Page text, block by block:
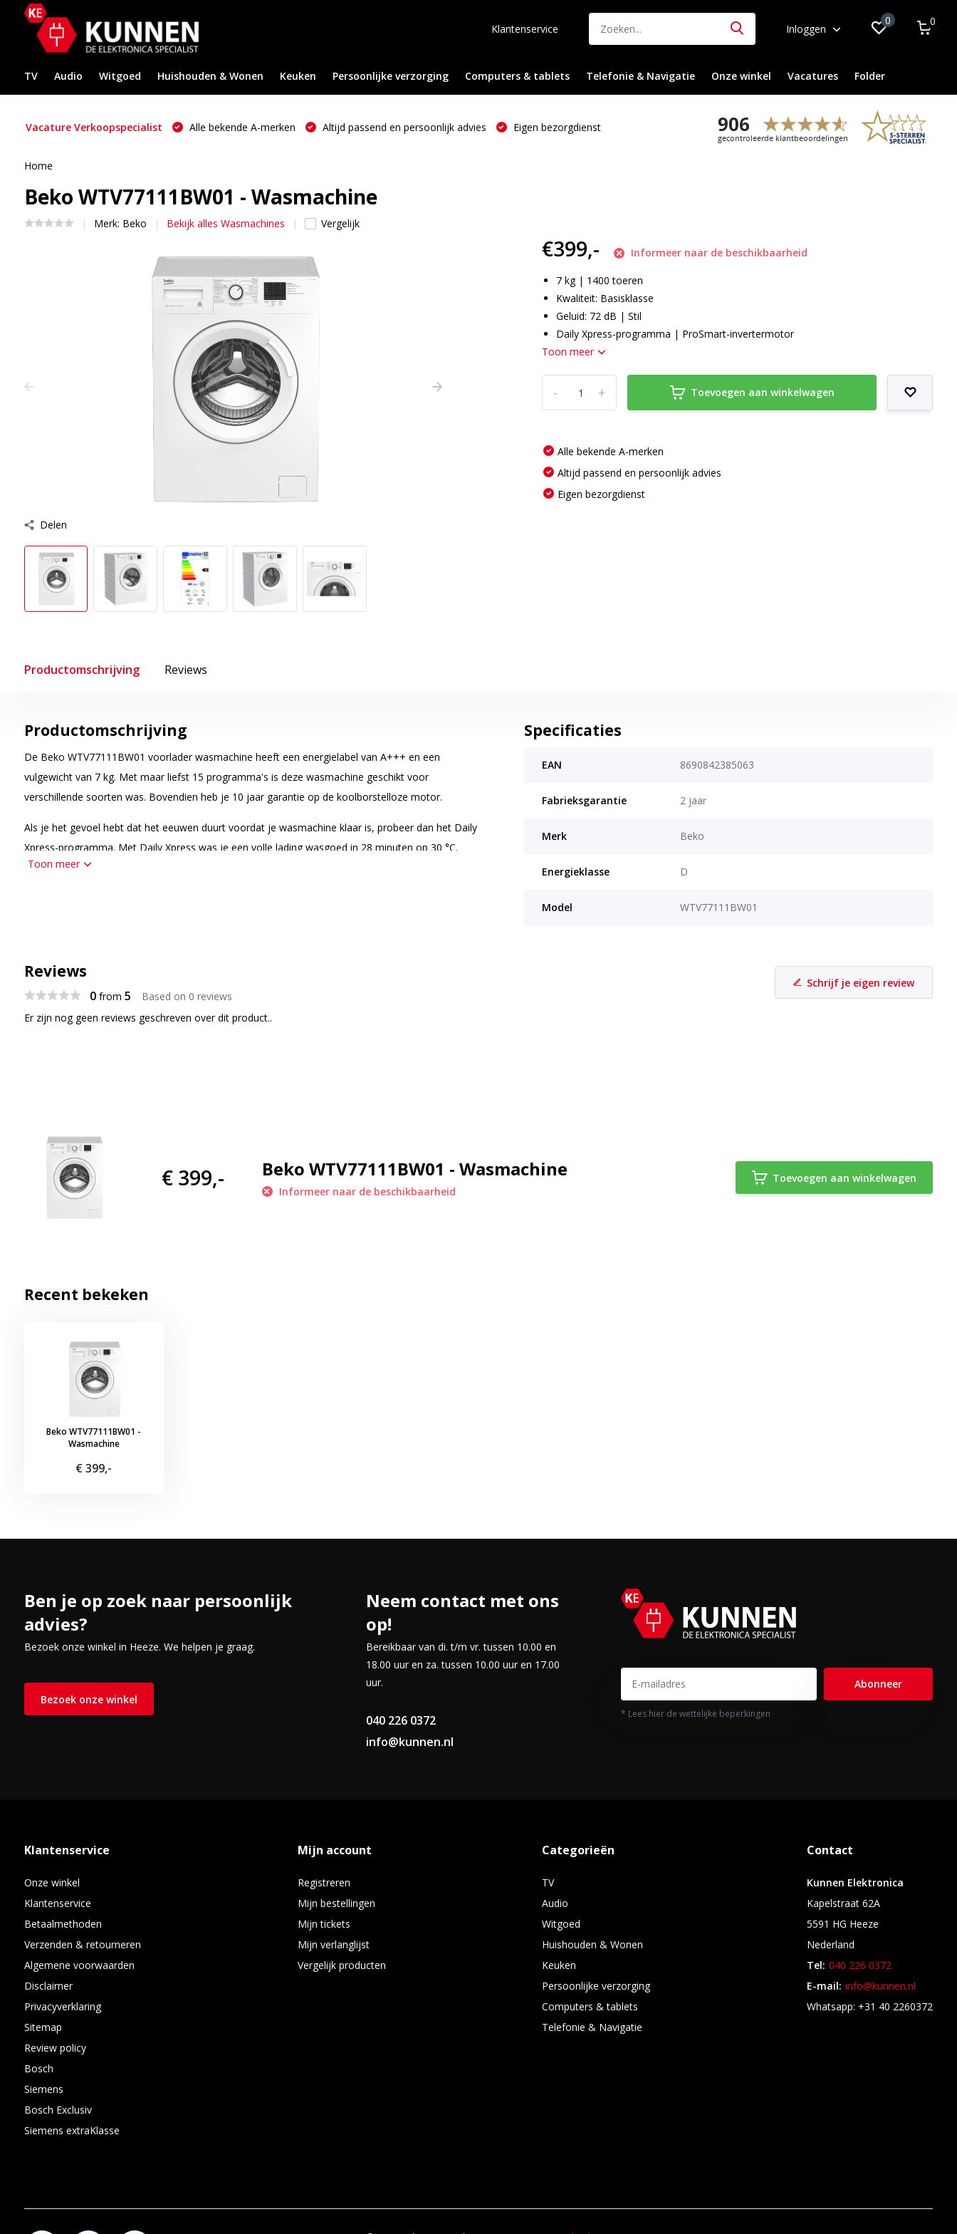
Klantenservice Inloggen
0 0
TV Audio Witgoed Huishouden & Wonen Keuken Persoonlijke verzorging Computers & tablets Telefonie & Navigatie Onze winkel Vacatures Folder
Vacature Verkoopspecialist Alle bekende A-merken Altijd passend en persoonlijk advies Eigen bezorgdienst
Home
Beko WTV77111BW01 - Wasmachine
Merk: Beko Bekijk alles Wasmachines Vergelijk
Delen
€399,- Informeer naar de beschikbaarheid
7 kg | 1400 toeren
Kwaliteit: Basisklasse
Geluid: 72 dB | Stil
Daily Xpress-programma | ProSmart-invertermotor
Toon meer
+
- Toevoegen aan winkelwagen
Alle bekende A-merken
Altijd passend en persoonlijk advies
Eigen bezorgdienst
Productomschrijving Reviews
Productomschrijving
De Beko WTV77111BW01 voorlader wasmachine heeft een energielabel van A+++ en een
vulgewicht van 7 kg. Met maar liefst 15 programma's is deze wasmachine geschikt voor
verschillende soorten was. Bovendien heb je 10 jaar garantie op de koolborstelloze motor.
Als je het gevoel hebt dat het eeuwen duurt voordat je wasmachine klaar is, probeer dan het Daily
Xpress-programma. Met Daily Xpress was je een volle lading wasgoed in 28 minuten op 30 °C.
Toon meer
Specificaties
EAN 8690842385063
Fabrieksgarantie 2 jaar
Merk Beko
Energieklasse D
Model WTV77111BW01
Reviews
0from 5 Based on 0 reviews
Schrijf je eigen review
Er zijn nog geen reviews geschreven over dit product..
€ 399,- Beko WTV77111BW01 - Wasmachine
Informeer naar de beschikbaarheid
Toevoegen aan winkelwagen
Recent bekeken
Beko WTV77111BW01 -
Wasmachine
€ 399,-
Ben je op zoek naar persoonlijk
advies?
Bezoek onze winkel in Heeze. We helpen je graag.
Bezoek onze winkel
Neem contact met ons
op!
Bereikbaar van di. t/m vr. tussen 10.00 en
18.00 uur en za. tussen 10.00 uur en 17.00
uur.
040 226 0372
info@kunnen.nl
Abonneer
* Lees hier de wettelijke beperkingen
Klantenservice
Onze winkel
Klantenservice
Betaalmethoden
Verzenden & retourneren
Algemene voorwaarden
Disclaimer
Privacyverklaring
Sitemap
Review policy
Bosch
Siemens
Bosch Exclusiv
Siemens extraKlasse
Mijn account
Registreren
Mijn bestellingen
Mijn tickets
Mijn verlanglijst
Vergelijk producten
Categorieën
TV
Audio
Witgoed
Huishouden & Wonen
Keuken
Persoonlijke verzorging
Computers & tablets
Telefonie & Navigatie
Contact
Kunnen Elektronica
Kapelstraat 62A
5591 HG Heeze
Nederland
Tel: 040 226 0372
E-mail: info@kunnen.nl
Whatsapp: +31 40 2260372